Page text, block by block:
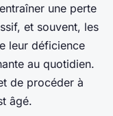
une perte
et souvent, les
leur déficience
au quotidien.
de procéder à
âgé.